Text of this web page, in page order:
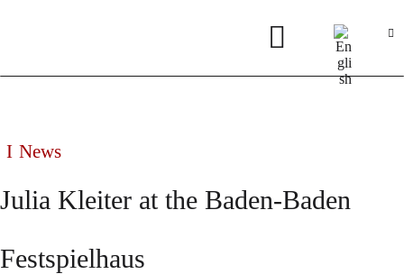
News
Julia Kleiter at the Baden-Baden
Festspielhaus